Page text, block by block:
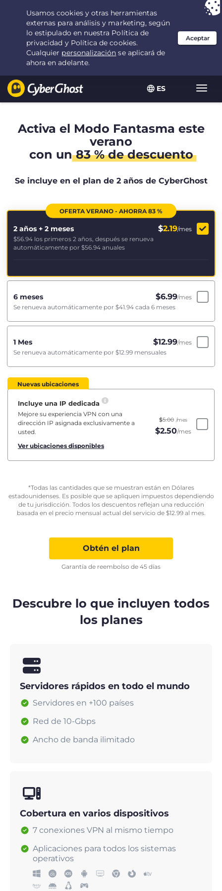
ES
Tu elección: la mejor ofertadurante 2.1666666666667 años por $
2.19
/mes
Activa el Modo Fantasma este
verano
con un83 % de descuento
Se incluye en el plan de 2 años de CyberGhost
OFERTA VERANO - AHORRA 83 %
2 años + 2 meses $2.19/mes
$56.94 los primeros 2 años, después se renueva
automáticamente por $56.94 anuales
6 meses $6.99/mes
Se renueva automáticamente por $41.94 cada 6 meses
1 Mes $12.99/mes
Se renueva automáticamente por $12.99 mensuales
Nuevas ubicaciones
Incluye una IP dedicada
Mejore su experiencia VPN con una
dirección IP asignada exclusivamente a
usted.
Ver ubicaciones disponibles
$5.00 /mes
$2.50/mes
*Todas las cantidades que se muestran están en Dólares
estadounidenses. Es posible que se apliquen impuestos dependiendo
de tu jurisdicción. Todos los descuentos reflejan una reducción
basada en el precio mensual actual del servicio de $12.99al mes.
Obtén el plan
Garantía de reembolso de 45 días
Descubre lo que incluyen todos
los planes
Servidores rápidos en todo el mundo
Servidores en +100 países
Red de 10-Gbps
Ancho de banda ilimitado
Cobertura en varios dispositivos
7 conexiones VPN al mismo tiempo
Aplicaciones para todos los sistemas
operativos